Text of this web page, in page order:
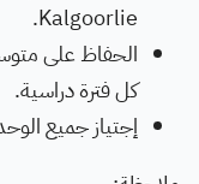
Kalgoorlie.
كل فترة دراسية.
إجتياز جميع